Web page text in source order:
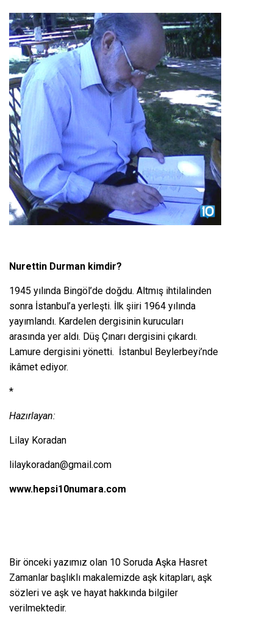
Nurettin Durman kimdir?
1945 yılında Bingöl’de doğdu. Altmış ihtilalinden
sonra İstanbul’a yerleşti. İlk şiiri 1964 yılında
yayımlandı. Kardelen dergisinin kurucuları
arasında yer aldı. Düş Çınarı dergisini çıkardı.
Lamure dergisini yönetti. İstanbul Beylerbeyi’nde
ikâmet ediyor.
*
Hazırlayan:
Lilay Koradan
lilaykoradan@gmail.com
www.hepsi10numara.com
Bir önceki yazımız olan 10 Soruda Aşka Hasret
Zamanlar başlıklı makalemizde aşk kitapları, aşk
sözleri ve aşk ve hayat hakkında bilgiler
verilmektedir.